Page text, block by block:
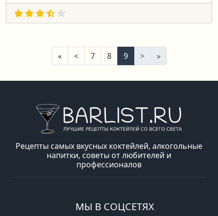
«Первая
<Предыдущая
7 8 9 >Следующая
»Последняя
Рецепты самых вкусных коктейлей, алкогольные
напитки, советы от любителей и
профессионалов
МЫ В СОЦСЕТЯХ